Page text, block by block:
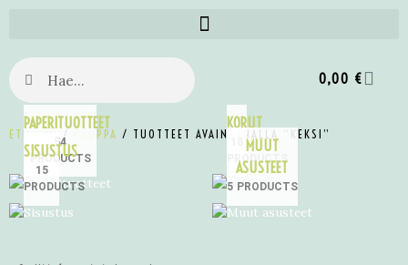
0,00 €
ETUSIVU / KAUPPA / TUOTTEET AVAINSANALLA “KEKSI”
PAPERITUOTTEET
54
PRODUCTS
KORUT
PRODUCTS
SISUSTUS
15
PRODUCTS
MUUT
ASUSTEET
5 PRODUCTS